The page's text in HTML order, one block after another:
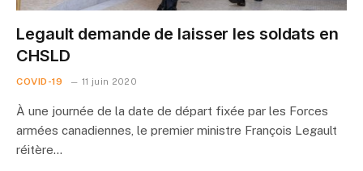
Legault demande de laisser les soldats en
CHSLD
COVID-19 11 juin 2020
À une journée de la date de départ fixée par les Forces
armées canadiennes, le premier ministre François Legault
réitère…